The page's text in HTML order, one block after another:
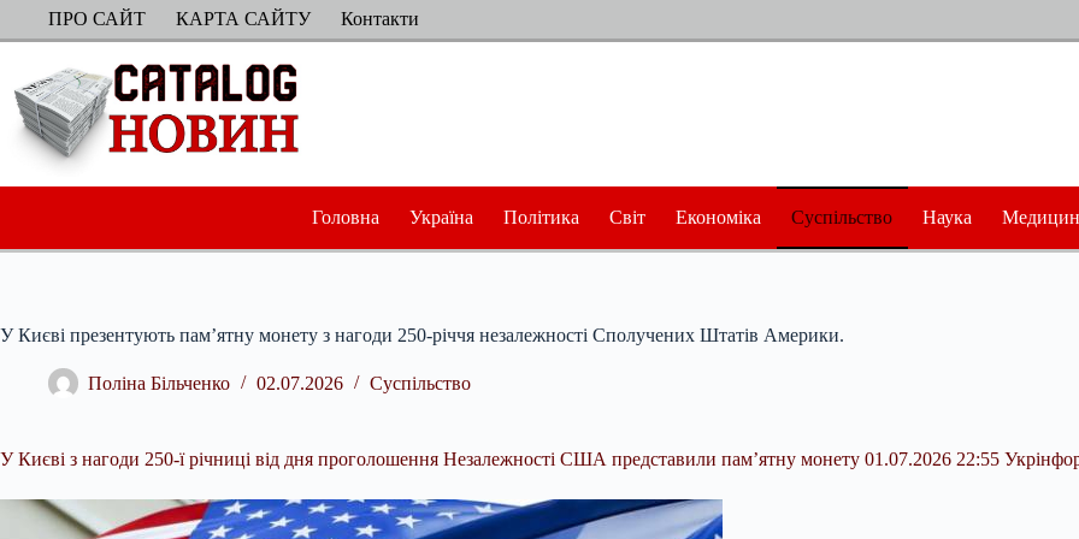
ПерейтиПРО САЙТ КАРТА САЙТУ Контакти
Головна Україна Політика Світ Економіка Суспільство Наука
У Києві презентують пам’ятну монету з нагоди 250-річчя незалежності Сполучених Штатів Америки.
Поліна Більченко 02.07.2026 Суспільство
У Києві з нагоди 250-ї річниці від дня проголошення Незалежності США представили пам’ятну монету 01.07.2026 22:55